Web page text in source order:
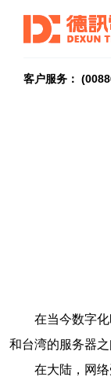
客户服务：
在当今数字
和台湾的服务器
在大陆，网